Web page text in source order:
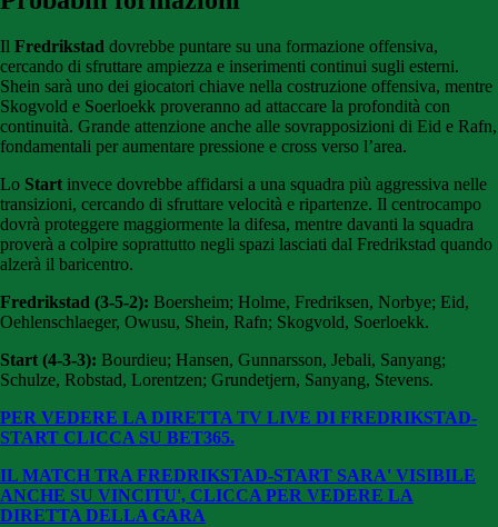
Il Fredrikstad dovrebbe puntare su una formazione offensiva,
cercando di sfruttare ampiezza e inserimenti continui sugli esterni.
Shein sarà uno dei giocatori chiave nella costruzione offensiva, mentre
Skogvold e Soerloekk proveranno ad attaccare la profondità con
continuità. Grande attenzione anche alle sovrapposizioni di Eid e Rafn,
fondamentali per aumentare pressione e cross verso l’area.
Lo Start invece dovrebbe affidarsi a una squadra più aggressiva nelle
transizioni, cercando di sfruttare velocità e ripartenze. Il centrocampo
dovrà proteggere maggiormente la difesa, mentre davanti la squadra
proverà a colpire soprattutto negli spazi lasciati dal Fredrikstad quando
alzerà il baricentro.
Fredrikstad (3-5-2): Boersheim; Holme, Fredriksen, Norbye; Eid,
Oehlenschlaeger, Owusu, Shein, Rafn; Skogvold, Soerloekk.
Start (4-3-3): Bourdieu; Hansen, Gunnarsson, Jebali, Sanyang;
Schulze, Robstad, Lorentzen; Grundetjern, Sanyang, Stevens.
PER VEDERE LA DIRETTA TV LIVE DI FREDRIKSTAD-
START CLICCA SU BET365.
IL MATCH TRA FREDRIKSTAD-START SARA' VISIBILE
ANCHE SU VINCITU', CLICCA PER VEDERE LA
DIRETTA DELLA GARA